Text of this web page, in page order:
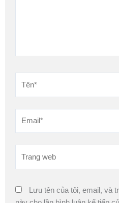
Lưu tên của tôi, email, và